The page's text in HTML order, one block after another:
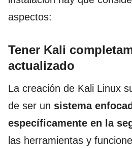
aspectos:
Tener Kali
actualizado
La creación de Kali Linux
de ser un sistema
específicamente en la
las herramientas y